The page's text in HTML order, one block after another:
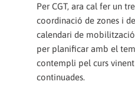
Per CGT, ara cal fer un
coordinació de zones i
calendari de
per planificar amb el
contempli pel curs vinent
continuades.